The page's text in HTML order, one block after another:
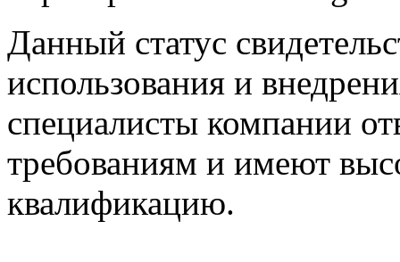
Данный статус
использования и
специалисты компании
требованиям и имеют
квалификацию.